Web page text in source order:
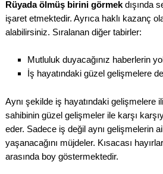
Rüyada ölmüş birini görmekdışında
işaret etmektedir. Ayrıca haklı kazanç
alabilirsiniz. Sıralanan diğer tabirler:
Mutluluk duyacağınız haberlerin
İş hayatındaki güzel gelişmelere
Aynı şekilde iş hayatındaki gelişmelere
sahibinin güzel gelişmeler ile karşı
eder. Sadece iş değil aynı gelişmelerin
yaşanacağını müjdeler. Kısacası
arasında boy göstermektedir.